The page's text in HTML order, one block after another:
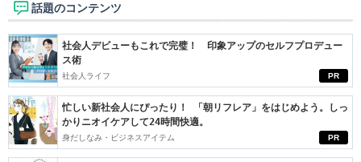
話題のコンテンツ
PR
社会人デビューもこれで完璧！ 印象アップのセルフプロデュー
ス術
社会人ライフ
PR
忙しい新社会人にぴったり！ 「朝リフレア」をはじめよう。しっ
かりニオイケアして24時間快適。
身だしなみ・ビジネスアイテム